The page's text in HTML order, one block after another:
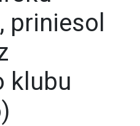
priniesol
klubu